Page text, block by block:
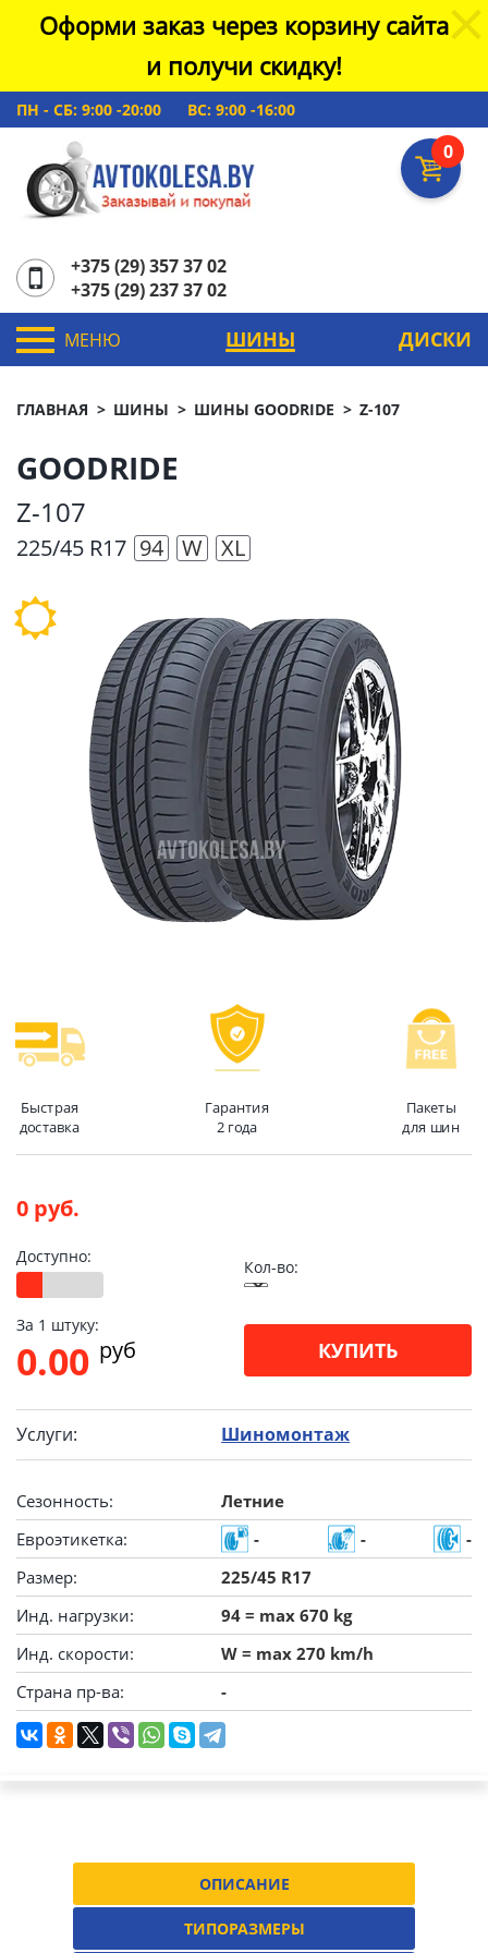
Оформи заказ через корзину сайта
и получи скидку!
ПН - СБ: 9:00 -20:00 ВС: 9:00 -16:00
0
+375 (29) 357 37 02
+375 (29) 237 37 02
МЕНЮ ШИНЫ ДИСКИ
ГЛАВНАЯ ШИНЫ ШИНЫ GOODRIDE Z-107
GOODRIDE
Z-107
225/45 R17 94 W XL
Быстрая
доставка
Гарантия
2 года
Пакеты
для шин
0 руб.
Доступно:
Кол-во:
За 1 штуку:
0.00 pуб КУПИТЬ
Услуги: Шиномонтаж
Сезонность:
Летние
Евроэтикетка:
- -
-
Размер:
225/45 R17
Инд. нагрузки:
94 = max 670 kg
Инд. скорости:
W = max 270 km/h
Страна пр-ва:
-
ОПИСАНИЕ
ТИПОРАЗМЕРЫ